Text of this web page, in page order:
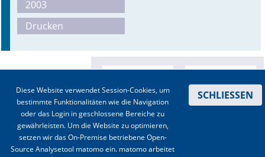
2003
Drucken
Diese Website verwendet Session-Cookies, um
bestimmte Funktionalitäten wie die Navigation
oder das Login in geschlossene Bereiche zu
gewährleisten. Um die Website zu optimieren,
setzen wir das On-Premise betriebene Open-
Source Analysetool matomo ein. matomo arbeitet
SCHLIESSEN